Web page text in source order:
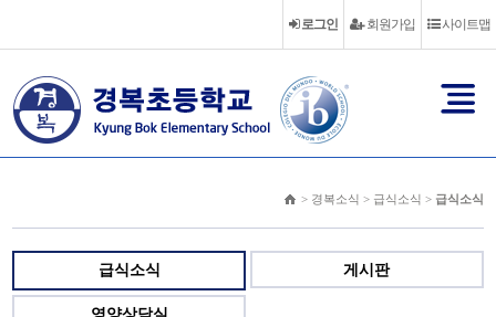
사이트맵
회원가입
로그인
> 경복소식 > 급식소식 > 급식소식
급식소식 게시판